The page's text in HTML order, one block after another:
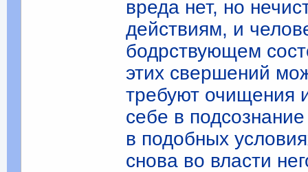
вреда нет, но
действиям, и
бодрствующем
этих свершений
требуют очищения
себе в
в подобных
снова во власти